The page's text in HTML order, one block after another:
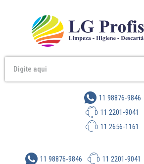
11 98876-9846
11 2201-9041
11 2656-1161
11 98876-9846 11 2201-9041